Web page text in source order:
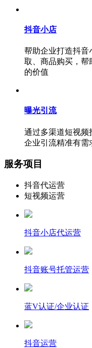
抖音小店
帮助企业打造抖音
取、商品购买，帮
的价值
曝光引流
通过多渠道短视频
企业引流精准有需
服务项目
抖音代运营
短视频运营
抖音小店代运营
抖音账号托管运营
蓝V认证/企业认证
抖音运营